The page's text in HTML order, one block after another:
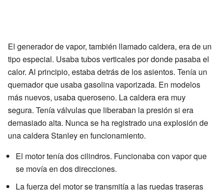
El generador de vapor, también llamado caldera, era de un
tipo especial. Usaba tubos verticales por donde pasaba el
calor. Al principio, estaba detrás de los asientos. Tenía un
quemador que usaba gasolina vaporizada. En modelos
más nuevos, usaba queroseno. La caldera era muy
segura. Tenía válvulas que liberaban la presión si era
demasiado alta. Nunca se ha registrado una explosión de
una caldera Stanley en funcionamiento.
El motor tenía dos cilindros. Funcionaba con vapor que
se movía en dos direcciones.
La fuerza del motor se transmitía a las ruedas traseras